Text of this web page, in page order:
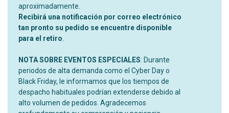
aproximadamente.
Recibirá una notificación por correo electrónico
tan pronto su pedido se encuentre disponible
para el retiro
NOTA SOBRE EVENTOS ESPECIALES: Durante
periodos de alta demanda como el Cyber Day o
Black Friday, le informamos que los tiempos de
despacho habituales podrían extenderse debido al
alto volumen de pedidos. Agradecemos